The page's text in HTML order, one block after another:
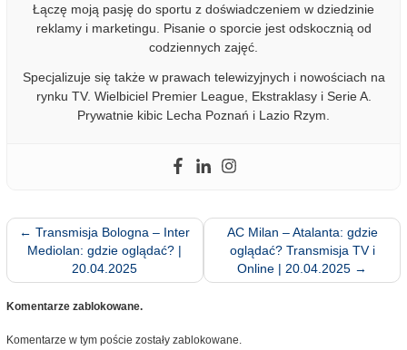
Łączę moją pasję do sportu z doświadczeniem w dziedzinie
reklamy i marketingu. Pisanie o sporcie jest odskocznią od
codziennych zajęć.
Specjalizuje się także w prawach telewizyjnych i nowościach na
rynku TV. Wielbiciel Premier League, Ekstraklasy i Serie A.
Prywatnie kibic Lecha Poznań i Lazio Rzym.
← Transmisja Bologna – Inter
Mediolan: gdzie oglądać? |
20.04.2025
AC Milan – Atalanta: gdzie
oglądać? Transmisja TV i
Online | 20.04.2025 →
Komentarze zablokowane.
Komentarze w tym poście zostały zablokowane.